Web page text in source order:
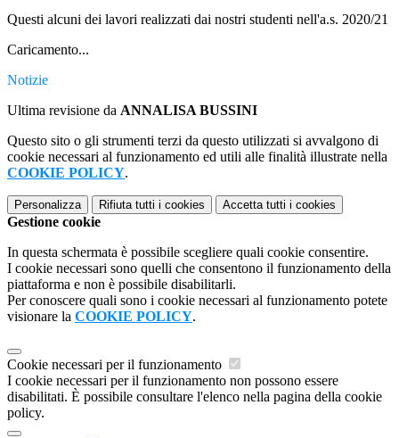
Questi alcuni dei lavori realizzati dai nostri studenti nell'a.s. 2020/21
Caricamento...
Notizie
Ultima revisione da ANNALISA BUSSINI
Questo sito o gli strumenti terzi da questo utilizzati si avvalgono di
cookie necessari al funzionamento ed utili alle finalità illustrate nella
COOKIE POLICY.
Personalizza Rifiuta tutti i cookies Accetta tutti i cookies
Gestione cookie
In questa schermata è possibile scegliere quali cookie consentire.
I cookie necessari sono quelli che consentono il funzionamento della
piattaforma e non è possibile disabilitarli.
Per conoscere quali sono i cookie necessari al funzionamento potete
visionare la COOKIE POLICY.
Cookie necessari per il funzionamento
I cookie necessari per il funzionamento non possono essere
disabilitati. È possibile consultare l'elenco nella pagina della cookie
policy.